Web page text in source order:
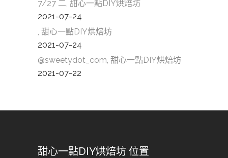
7/27 二, 甜心一點DIY烘焙坊
2021-07-24
, 甜心一點DIY烘焙坊
2021-07-24
@sweetydot_com, 甜心一點DIY烘焙坊
2021-07-22
甜心一點DIY烘焙坊 位置